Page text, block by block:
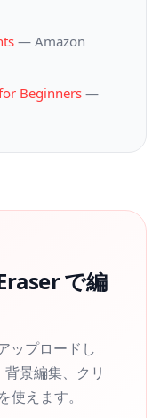
— Amazon
Beginners—
で編
ップロードし
景編集、クリ
使えます。